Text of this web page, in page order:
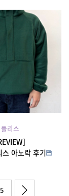
플리스
스 아노락 후기
5